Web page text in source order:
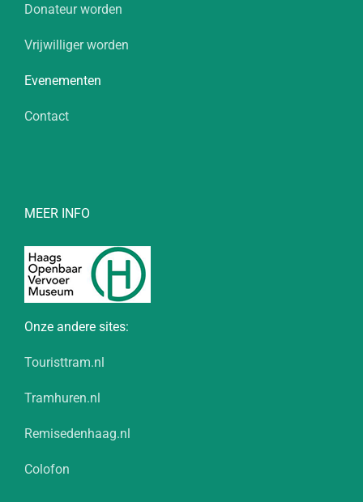
Donateur worden
Vrijwilliger worden
Evenementen
Contact
MEER INFO
Onze andere sites:
Touristtram.nl
Tramhuren.nl
Remisedenhaag.nl
Colofon